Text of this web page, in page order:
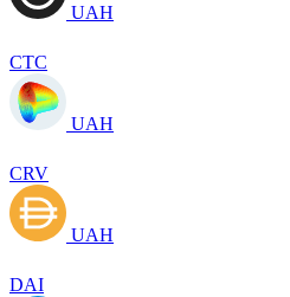
UAH
CTC
UAH
CRV
UAH
DAI